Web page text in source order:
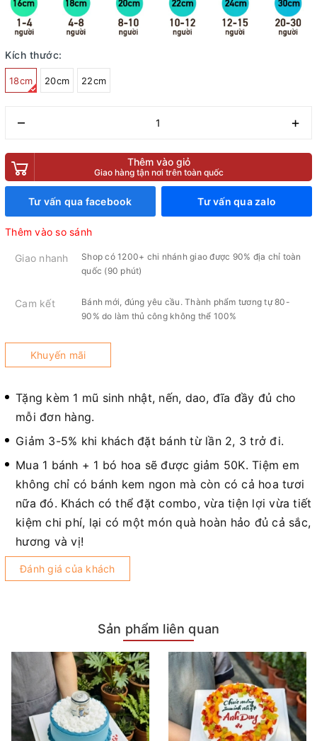
Kích thước:
18cm 20cm 22cm
– +
Thêm vào giỏ
Giao hàng tận nơi trên toàn quốc
Tư vấn qua facebook Tư vấn qua zalo
Thêm vào so sánh
Giao nhanh
Shop có 1200+ chi nhánh giao được 90% địa chỉ toàn
quốc (90 phút)
Cam kết
Bánh mới, đúng yêu cầu. Thành phẩm tương tự 80-
90% do làm thủ công không thể 100%
Khuyến mãi
Tặng kèm 1 mũ sinh nhật, nến, dao, đĩa đầy đủ cho
mỗi đơn hàng.
Giảm 3-5% khi khách đặt bánh từ lần 2, 3 trở đi.
Mua 1 bánh + 1 bó hoa sẽ được giảm 50K. Tiệm em
không chỉ có bánh kem ngon mà còn có cả hoa tươi
nữa đó. Khách có thể đặt combo, vừa tiện lợi vừa tiết
kiệm chi phí, lại có một món quà hoàn hảo đủ cả sắc,
hương và vị!
Đánh giá của khách
Sản phẩm liên quan